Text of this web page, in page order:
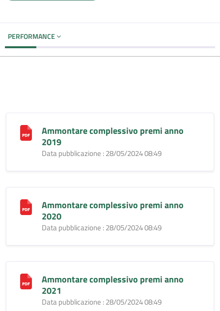
PERFORMANCE
Ammontare complessivo premi anno
2019
Data pubblicazione : 28/05/2024 08:49
Ammontare complessivo premi anno
2020
Data pubblicazione : 28/05/2024 08:49
Ammontare complessivo premi anno
2021
Data pubblicazione : 28/05/2024 08:49